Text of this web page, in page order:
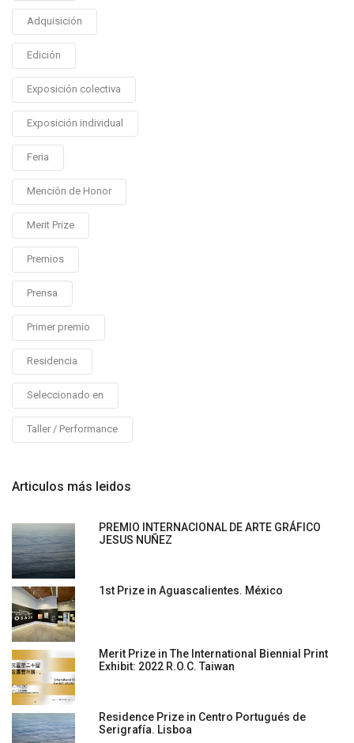
Adquisición
Edición
Exposición colectiva
Exposición individual
Feria
Mención de Honor
Merit Prize
Premios
Prensa
Primer premio
Residencia
Seleccionado en
Taller / Performance
Articulos más leidos
PREMIO INTERNACIONAL DE ARTE GRÁFICO
JESUS NUÑEZ
1st Prize in Aguascalientes. México
Merit Prize in The International Biennial Print
Exhibit: 2022 R.O.C. Taiwan
Residence Prize in Centro Portugués de
Serigrafía. Lisboa